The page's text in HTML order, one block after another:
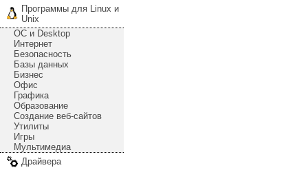
Программы для Linux и
Unix
ОС и Desktop
Интернет
Безопасность
Базы данных
Бизнес
Офис
Графика
Образование
Создание веб-сайтов
Утилиты
Игры
Мультимедиа
Драйвера